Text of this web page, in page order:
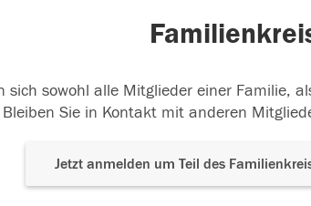
sich sowohl alle Mitglieder einer Familie,
Sie in Kontakt mit anderen
Jetzt anmelden um Teil des